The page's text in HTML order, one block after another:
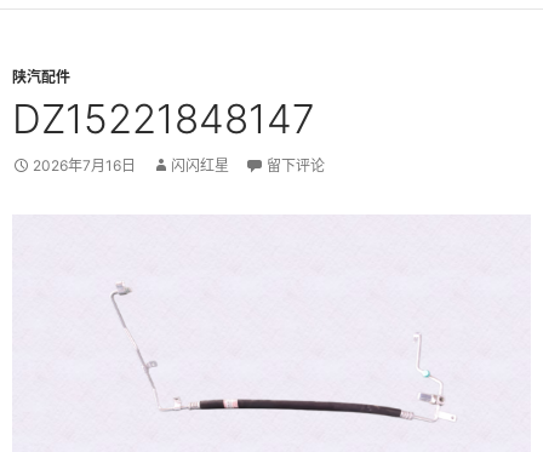
陕汽配件
DZ15221848147
2026年7月16日 闪闪红星 留下评论